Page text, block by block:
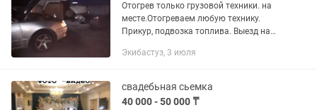
Отогрев только грузовой техники. на
месте.Отогреваем любую технику.
Прикур, подвозка топлива. Выезд на
круглосуточно без выходных.
Экибастуз, 3 июля
свадебьная сьемка
40 000 - 50 000 ₸